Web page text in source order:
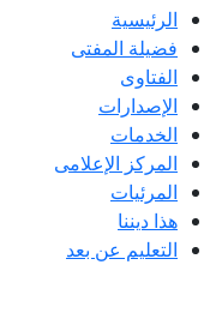
الرئيسية
فضيلة المفتى
الفتاوى
الإصدارات
الخدمات
المركز الإعلامى
المرئيات
هذا ديننا
التعليم عن بعد